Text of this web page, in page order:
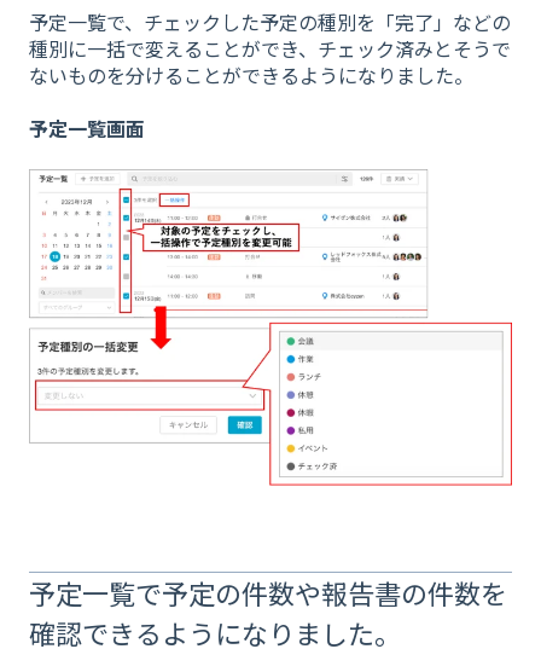
予定一覧で、チェックした予定の種別を「完了」などの
種別に一括で変えることができ、チェック済みとそうで
ないものを分けることができるようになりました。
予定一覧画面
予定一覧で予定の件数や報告書の件数を
確認できるようになりました。